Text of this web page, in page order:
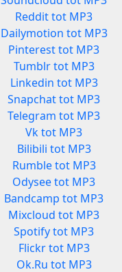
Reddit tot MP3
Dailymotion tot MP3
Pinterest tot MP3
Tumblr tot MP3
Linkedin tot MP3
Snapchat tot MP3
Telegram tot MP3
Vk tot MP3
Bilibili tot MP3
Rumble tot MP3
Odysee tot MP3
Bandcamp tot MP3
Mixcloud tot MP3
Spotify tot MP3
Flickr tot MP3
Ok.Ru tot MP3